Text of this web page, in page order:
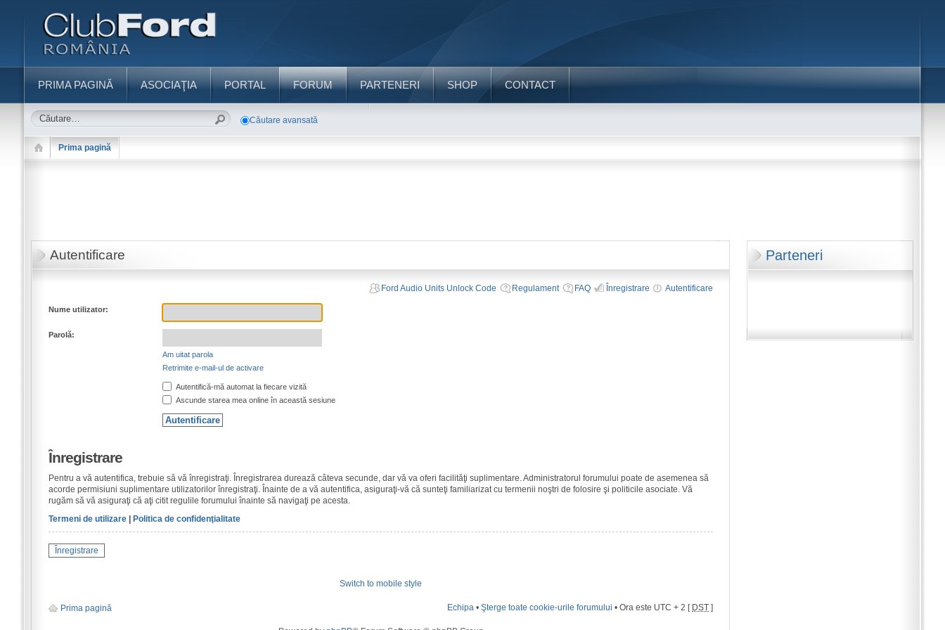
PRIMA PAGINĂ ASOCIAŢIA PORTAL FORUM PARTENERI SHOP CONTACT
Căutare avansată
Prima pagină
Parteneri
Autentificare
Ford Audio Units Unlock Code Regulament FAQ Înregistrare Autentificare
Nume utilizator:
Parolă:
Am uitat parola
Retrimite e-mail-ul de activare
Autentifică-mă automat la fiecare vizită
Ascunde starea mea online în această sesiune
Înregistrare
Pentru a vă autentifica, trebuie să vă înregistraţi. Înregistrarea durează câteva secunde, dar vă va oferi facilităţi suplimentare. Administratorul forumului poate de asemenea să
acorde permisiuni suplimentare utilizatorilor înregistraţi. Înainte de a vă autentifica, asiguraţi-vă că sunteţi familiarizat cu termenii noştri de folosire şi politicile asociate. Vă
rugăm să vă asiguraţi că aţi citit regulile forumului înainte să navigaţi pe acesta.
Termeni de utilizare| Politica de confidenţialitate
Înregistrare
Switch to mobile style
Prima pagină Echipa •Şterge toate cookie-urile forumului • Ora este UTC + 2 [ DST ]